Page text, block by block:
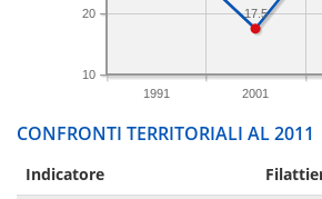
1991 2001
10
20 17.5
CONFRONTI TERRITORIALI AL 2011
Indicatore